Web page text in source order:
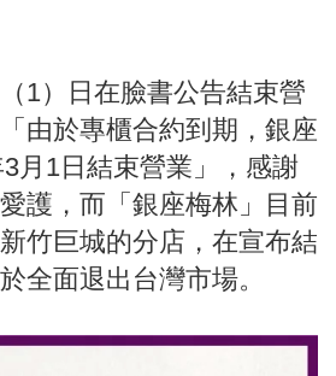
1）日在臉書公告結束營
由於專櫃合約到期，銀座
月1日結束營業」，感謝
護，而「銀座梅林」目前
竹巨城的分店，在宣布結
全面退出台灣市場。